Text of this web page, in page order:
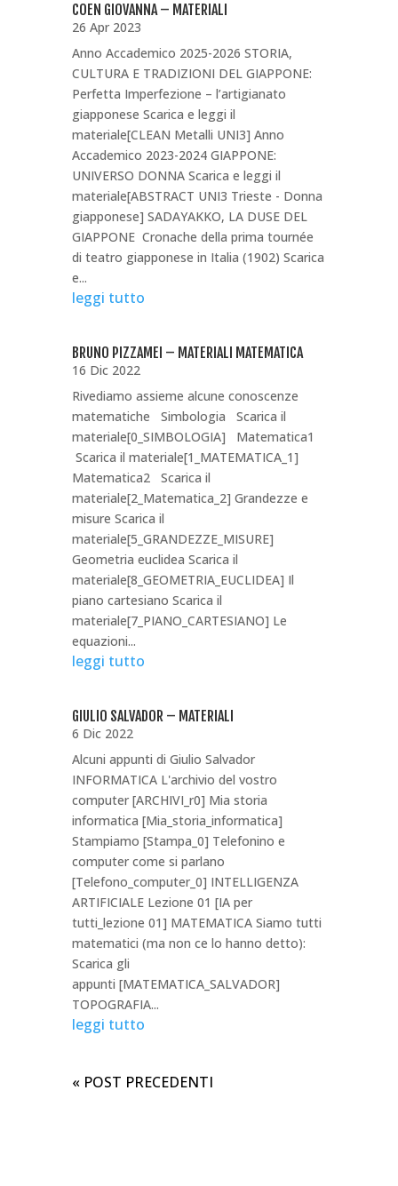
COEN GIOVANNA – MATERIALI
26 Apr 2023
Anno Accademico 2025-2026 STORIA,
CULTURA E TRADIZIONI DEL GIAPPONE:
Perfetta Imperfezione – l’artigianato
giapponese Scarica e leggi il
materiale[CLEAN Metalli UNI3] Anno
Accademico 2023-2024 GIAPPONE:
UNIVERSO DONNA Scarica e leggi il
materiale[ABSTRACT UNI3 Trieste - Donna
giapponese] SADAYAKKO, LA DUSE DEL
GIAPPONE Cronache della prima tournée
di teatro giapponese in Italia (1902) Scarica
e...
leggi tutto
BRUNO PIZZAMEI – MATERIALI MATEMATICA
16 Dic 2022
Rivediamo assieme alcune conoscenze
matematiche Simbologia Scarica il
materiale[0_SIMBOLOGIA] Matematica1
Scarica il materiale[1_MATEMATICA_1]
Matematica2 Scarica il
materiale[2_Matematica_2] Grandezze e
misure Scarica il
materiale[5_GRANDEZZE_MISURE]
Geometria euclidea Scarica il
materiale[8_GEOMETRIA_EUCLIDEA] Il
piano cartesiano Scarica il
materiale[7_PIANO_CARTESIANO] Le
equazioni...
leggi tutto
GIULIO SALVADOR – MATERIALI
6 Dic 2022
Alcuni appunti di Giulio Salvador
INFORMATICA L'archivio del vostro
computer [ARCHIVI_r0] Mia storia
informatica [Mia_storia_informatica]
Stampiamo [Stampa_0] Telefonino e
computer come si parlano
[Telefono_computer_0] INTELLIGENZA
ARTIFICIALE Lezione 01 [IA per
tutti_lezione 01] MATEMATICA Siamo tutti
matematici (ma non ce lo hanno detto):
Scarica gli
appunti [MATEMATICA_SALVADOR]
TOPOGRAFIA...
leggi tutto
« POST PRECEDENTI